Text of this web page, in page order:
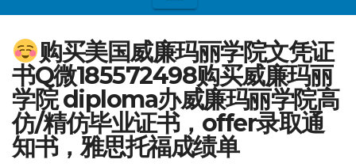
购买美国威廉玛丽学院文凭证
书Q微185572498购买威廉玛丽
学院 diploma办威廉玛丽学院高
仿/精仿毕业证书，offer录取通
知书，雅思托福成绩单